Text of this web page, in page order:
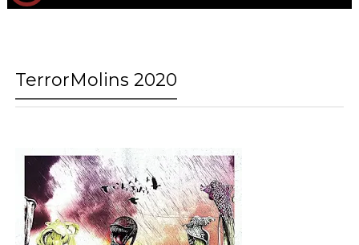
TerrorMolins 2020